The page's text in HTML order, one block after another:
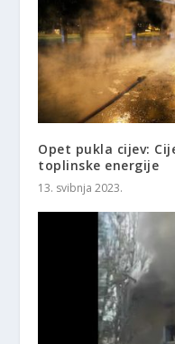
Opet pukla cijev:
toplinske energije
13. svibnja 2023.